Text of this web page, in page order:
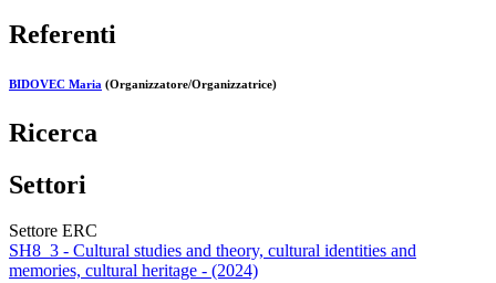
Referenti
BIDOVEC Maria (Organizzatore/Organizzatrice)
Ricerca
Settori
Settore ERC
SH8_3 - Cultural studies and theory, cultural identities and
memories, cultural heritage - (2024)